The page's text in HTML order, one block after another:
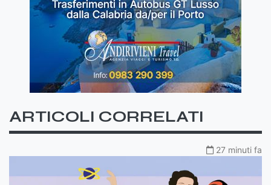
ARTICOLI CORRELATI
27 minuti fa